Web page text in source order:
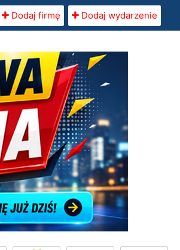
Dodaj firmę Dodaj wydarzenie